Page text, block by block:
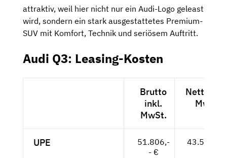
attraktiv, weil hier nicht nur ein Audi-Logo geleast
wird, sondern ein stark ausgestattetes Premium-
SUV mit Komfort, Technik und seriösem Auftritt.
Audi Q3: Leasing-Kosten
Brutto
inkl.
MwSt.
Netto
MwSt.
UPE
51.806,-
- €
43.534,--